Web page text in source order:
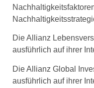
Die Allianz
ausführlich auf ihrer
Die Allianz Global
ausführlich auf ihrer